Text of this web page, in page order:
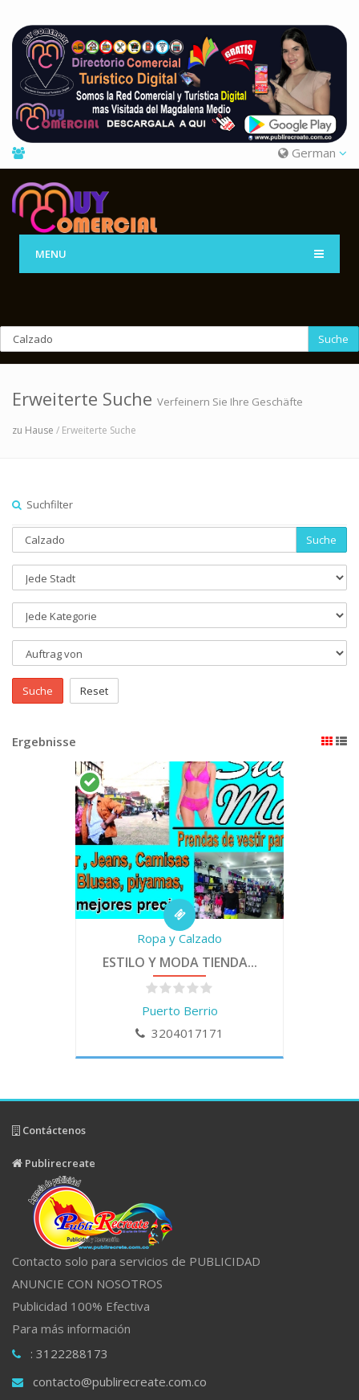
German
MENU
Suche
Erweiterte Suche Verfeinern Sie Ihre Geschäfte
zu Hause / Erweiterte Suche
Suchfilter
Suche
Suche Reset
Ergebnisse
Ropa y Calzado
ESTILO Y MODA TIENDA...
Puerto Berrio
3204017171
Contáctenos
Publirecreate
Contacto solo para servicios de PUBLICIDAD
ANUNCIE CON NOSOTROS
Publicidad 100% Efectiva
Para más información
: 3122288173
contacto@publirecreate.com.co